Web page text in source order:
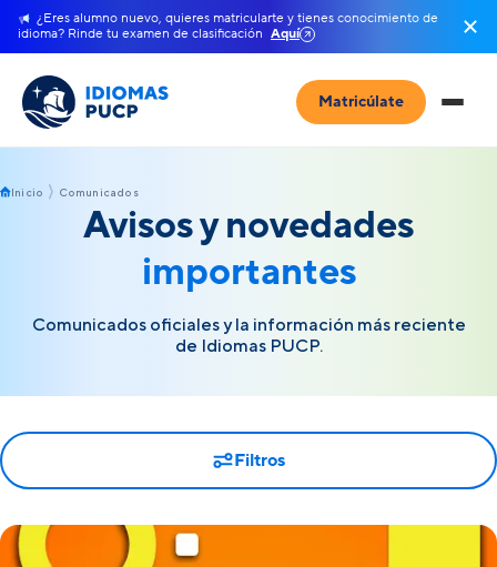
¿Eres alumno nuevo, quieres matricularte y tienes conocimiento de
idioma? Rinde tu examen de clasificación Aquí
Matricúlate
Inicio Comunicados
Avisos y novedades
importantes
Comunicados oficiales y la información más reciente
de Idiomas PUCP.
Filtros